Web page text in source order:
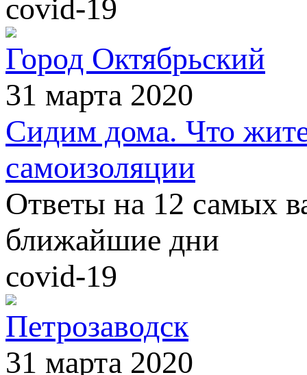
covid-19
Город Октябрьский
31 марта 2020
Сидим дома. Что
самоизоляции
Ответы на 12 самых
ближайшие дни
covid-19
Петрозаводск
31 марта 2020